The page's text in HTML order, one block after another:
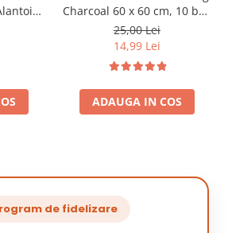
Charcoal 60 x 60 cm, 10 buc
/ pachet
25,00 Lei
14,99 Lei
ADAUGA IN COS
de fidelizare